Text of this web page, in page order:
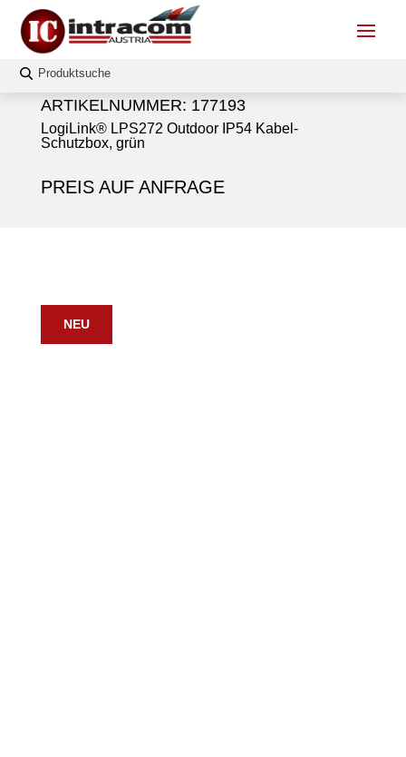
ARTIKELNUMMER: 177193
LogiLink® LPS272 Outdoor IP54 Kabel-
Schutzbox, grün
PREIS AUF ANFRAGE
NEU